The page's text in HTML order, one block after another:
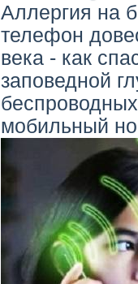
Аллергия на
телефон
века - как
заповедной
мобильный